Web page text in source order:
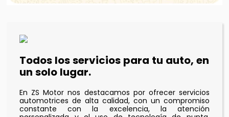
Todos los servicios para tu auto, en
un solo lugar.
En ZS Motor nos destacamos por ofrecer servicios
automotrices de alta calidad, con un compromiso
constante con la excelencia, la atención